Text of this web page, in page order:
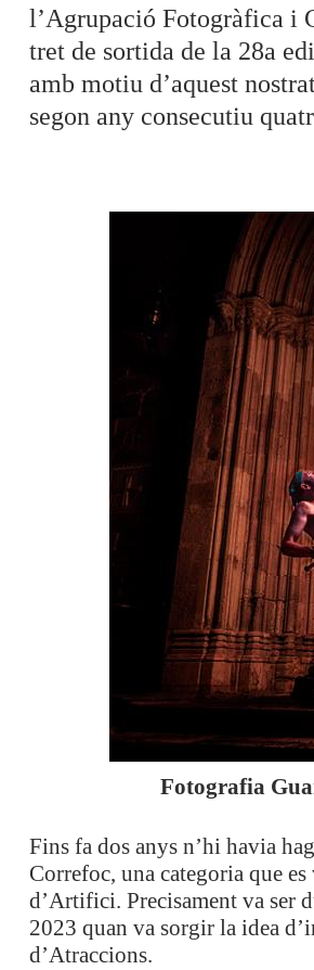
l’Agrupació Fotogràfica i
tret de sortida de la 28a
amb motiu d’aquest
segon any consecutiu
Fotografia
Fins fa dos anys n’hi havia
Correfoc, una categoria que
d’Artifici. Precisament va ser
2023 quan va sorgir la idea
d’Atraccions.